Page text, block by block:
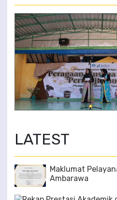
LATEST
Maklumat
Ambarawa